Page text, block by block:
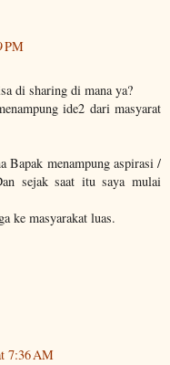
PM
di sharing di mana ya?
ide2 dari masyarat
Bapak menampung aspirasi /
sejak saat itu saya mulai
ke masyarakat luas.
7:36 AM